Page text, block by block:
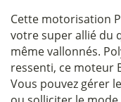
Cette motorisation
votre super allié du
même vallonnés.
ressenti, ce moteur
Vous pouvez gérer